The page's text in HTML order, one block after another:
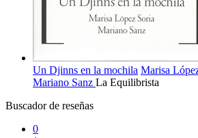
Un Djinns en la mochila Marisa
Mariano Sanz La Equilibrista
Buscador de reseñas
0